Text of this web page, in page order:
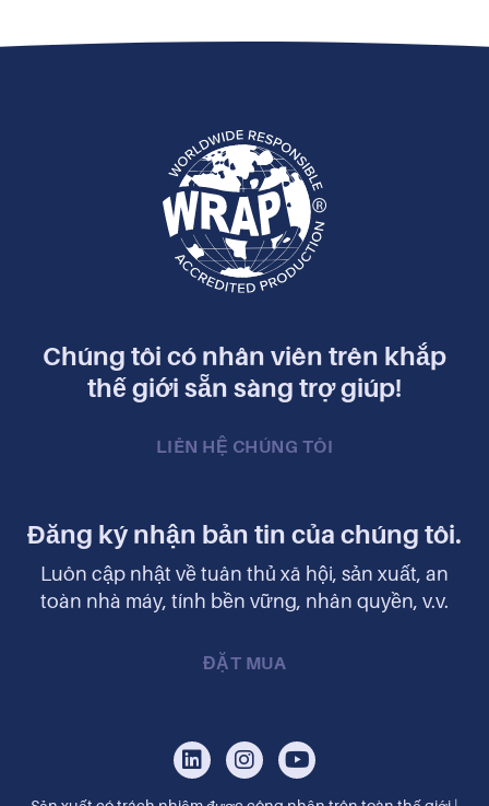
Chúng tôi có nhân viên trên khắp
thế giới sẵn sàng trợ giúp!
LIÊN HỆ CHÚNG TÔI
Đăng ký nhận bản tin của chúng tôi.
Luôn cập nhật về tuân thủ xã hội, sản xuất, an
toàn nhà máy, tính bền vững, nhân quyền, v.v.
ĐẶT MUA